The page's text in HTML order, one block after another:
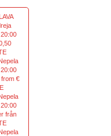
€
från